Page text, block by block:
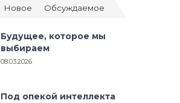
Новое Обсуждаемое
Будущее, которое мы
выбираем
08.03.2026
Под опекой интеллекта